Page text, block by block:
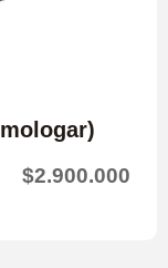
$2.900.000